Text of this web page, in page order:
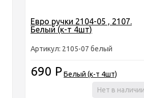
Евро ручки 2104-05 , 2107.
Белый (к-т 4шт)
Артикул: 2105-07 белый
690 Р
Нет в наличии